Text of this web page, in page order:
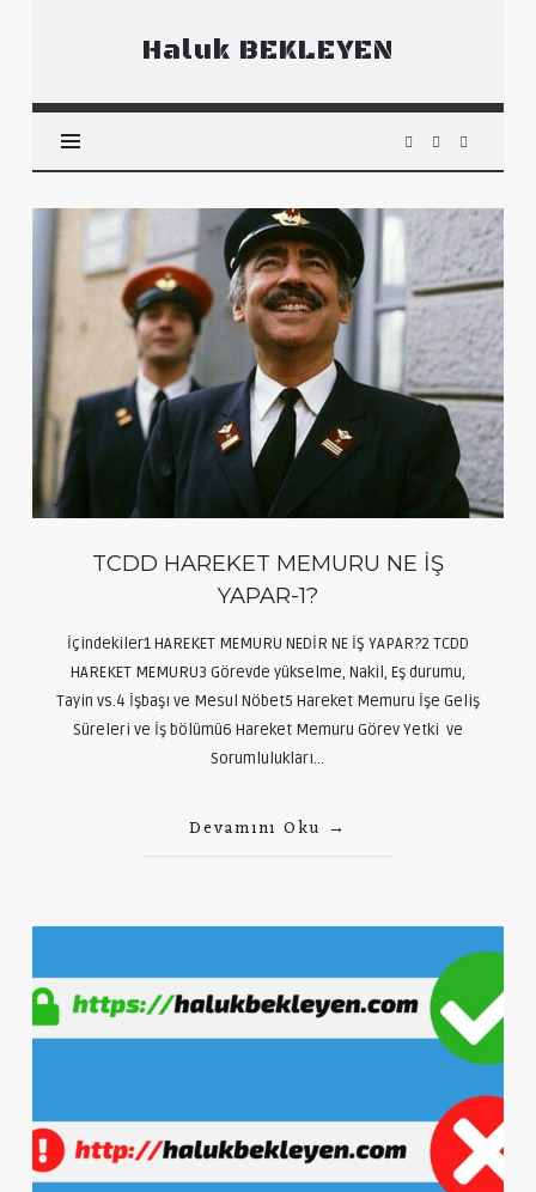
Haluk
Haluk BEKLEYEN
TCDD HAREKET MEMURU NE İŞ
YAPAR-1?
İçindekiler1 HAREKET MEMURU NEDİR NE İŞ YAPAR?2 TCDD
HAREKET MEMURU3 Görevde yükselme, Nakil, Eş durumu,
Tayin vs.4 İşbaşı ve Mesul Nöbet5 Hareket Memuru İşe Geliş
Süreleri ve İş bölümü6 Hareket Memuru Görev Yetki ve
Sorumlulukları…
Devamını Oku